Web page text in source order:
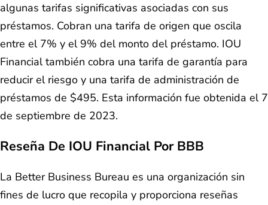
algunas tarifas significativas asociadas con sus
préstamos. Cobran una tarifa de origen que oscila
entre el 7% y el 9% del monto del préstamo. IOU
Financial también cobra una tarifa de garantía para
reducir el riesgo y una tarifa de administración de
préstamos de $495. Esta información fue obtenida el 7
de septiembre de 2023.
Reseña De IOU Financial Por BBB
La Better Business Bureau es una organización sin
fines de lucro que recopila y proporciona reseñas